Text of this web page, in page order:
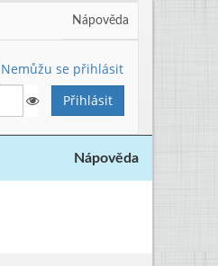
Nápověda
Nemůžu se přihlásit
Nápověda